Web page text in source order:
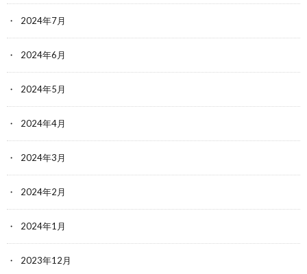
2024年7月
2024年6月
2024年5月
2024年4月
2024年3月
2024年2月
2024年1月
2023年12月